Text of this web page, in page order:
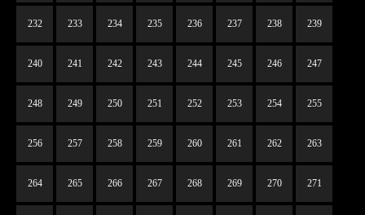
232 233 234 235 236 237 238 239
240 241 242 243 244 245 246 247
248 249 250 251 252 253 254 255
256 257 258 259 260 261 262 263
264 265 266 267 268 269 270 271